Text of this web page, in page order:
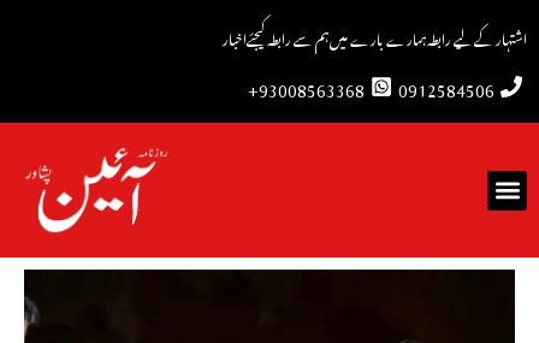
اشتہار کے لیے رابطہہمارے بارے میںہم سے رابطہ کیجئےاخبار
0912584506
93008563368+